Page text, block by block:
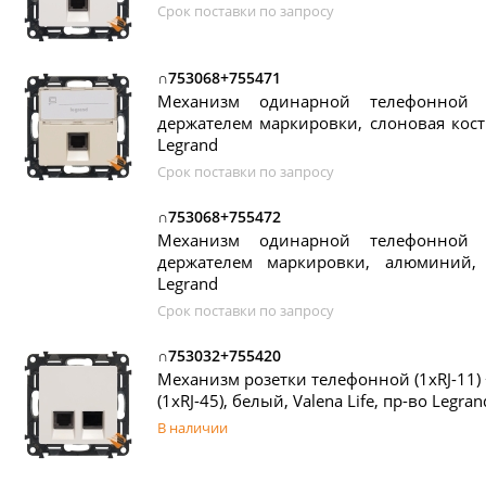
Срок поставки по запросу
∩753068+755471
Механизм одинарной телефонной
держателем маркировки, слоновая
Legrand
Срок поставки по запросу
∩753068+755472
Механизм одинарной телефонной
держателем маркировки,
Legrand
Срок поставки по запросу
∩753032+755420
Механизм розетки телефонной (1xRJ-
(1xRJ-45), белый, Valena Life, пр-во
В наличии